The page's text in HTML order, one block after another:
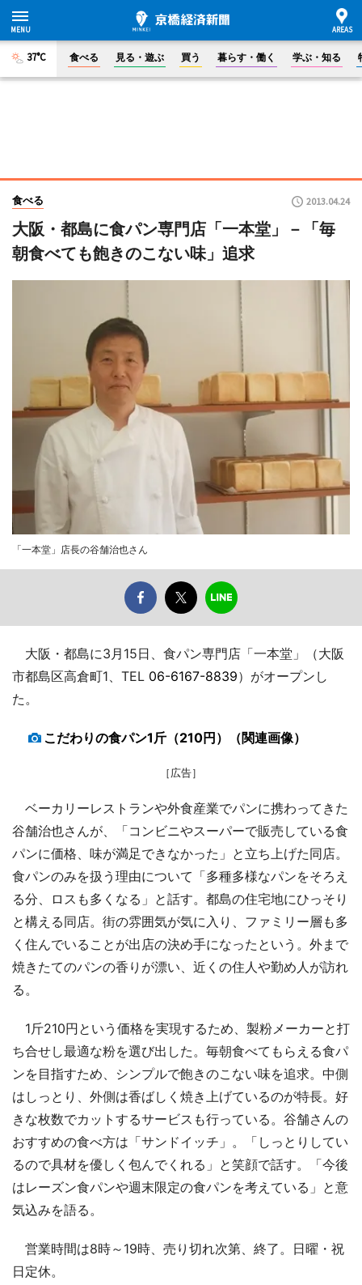
37°C 食べる 見る・遊ぶ 買う 暮らす・働く 学ぶ・知る
食べる 2013.04.24
大阪・都島に食パン専門店「一本堂」－「毎
朝食べても飽きのこない味」追求
「一本堂」店長の谷舗治也さん
大阪・都島に3月15日、食パン専門店「一本堂」（大阪
市都島区高倉町1、TEL 06-6167-8839）がオープンし
た。
こだわりの食パン1斤（210円）（関連画像）
［広告］
ベーカリーレストランや外食産業でパンに携わってきた
谷舗治也さんが、「コンビニやスーパーで販売している食
パンに価格、味が満足できなかった」と立ち上げた同店。
食パンのみを扱う理由について「多種多様なパンをそろえ
る分、ロスも多くなる」と話す。都島の住宅地にひっそり
と構える同店。街の雰囲気が気に入り、ファミリー層も多
く住んでいることが出店の決め手になったという。外まで
焼きたてのパンの香りが漂い、近くの住人や勤め人が訪れ
る。
1斤210円という価格を実現するため、製粉メーカーと打
ち合せし最適な粉を選び出した。毎朝食べてもらえる食パ
ンを目指すため、シンプルで飽きのこない味を追求。中側
はしっとり、外側は香ばしく焼き上げているのが特長。好
きな枚数でカットするサービスも行っている。谷舗さんの
おすすめの食べ方は「サンドイッチ」。「しっとりしてい
るので具材を優しく包んでくれる」と笑顔で話す。「今後
はレーズン食パンや週末限定の食パンを考えている」と意
気込みを語る。
営業時間は8時～19時、売り切れ次第、終了。日曜・祝
日定休。